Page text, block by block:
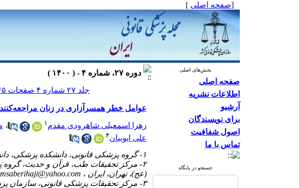
[صفحه اصلی ]
بخش‌های اصلی
صفحه اصلی
اطلاعات نشریه
آرشیو
برای نویسندگان
اصول شفافیت
تماس با ما
جستجو در پایگاه
دوره ۲۷، شماره ۴ - ( ۱۴۰۰ )
جلد ۲۷ شماره ۴ صفحات ۲۴۵-۲۳۵
عوامل خطر همسرآزاری در زنان
زهرا اسمعیلی شاهرودی مقدم ۱ ،
علی ایوبیان۴
۱- گروه پزشکی قانونی، دانشکده پزشکی، دانشگاه علوم پزشکی ایران، تهران، ایران
۲- مرکز تحقیقات طب، قرآن و حدیث، گروه
(عج)، تهران، ایران ، msaberihaji@yahoo.com
۳- مرکز تحقیقات پزشکی قانونی، سازمان پزشکی قانونی کشور، تهران، ایران